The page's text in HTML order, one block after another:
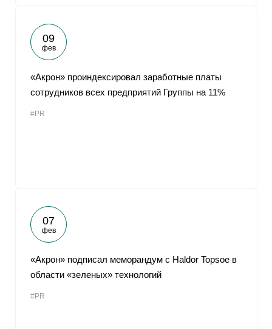
09
фев
«Акрон» проиндексировал заработные платы
сотрудников всех предприятий Группы на 11%
#PR
07
фев
«Акрон» подписал меморандум с Haldor Topsoe в
области «зеленых» технологий
#PR